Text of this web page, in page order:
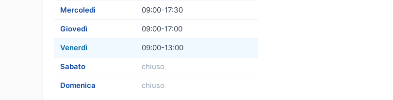
Mercoledì 09:00-17:30
Giovedì 09:00-17:00
Venerdì 09:00-13:00
Sabato chiuso
Domenica chiuso